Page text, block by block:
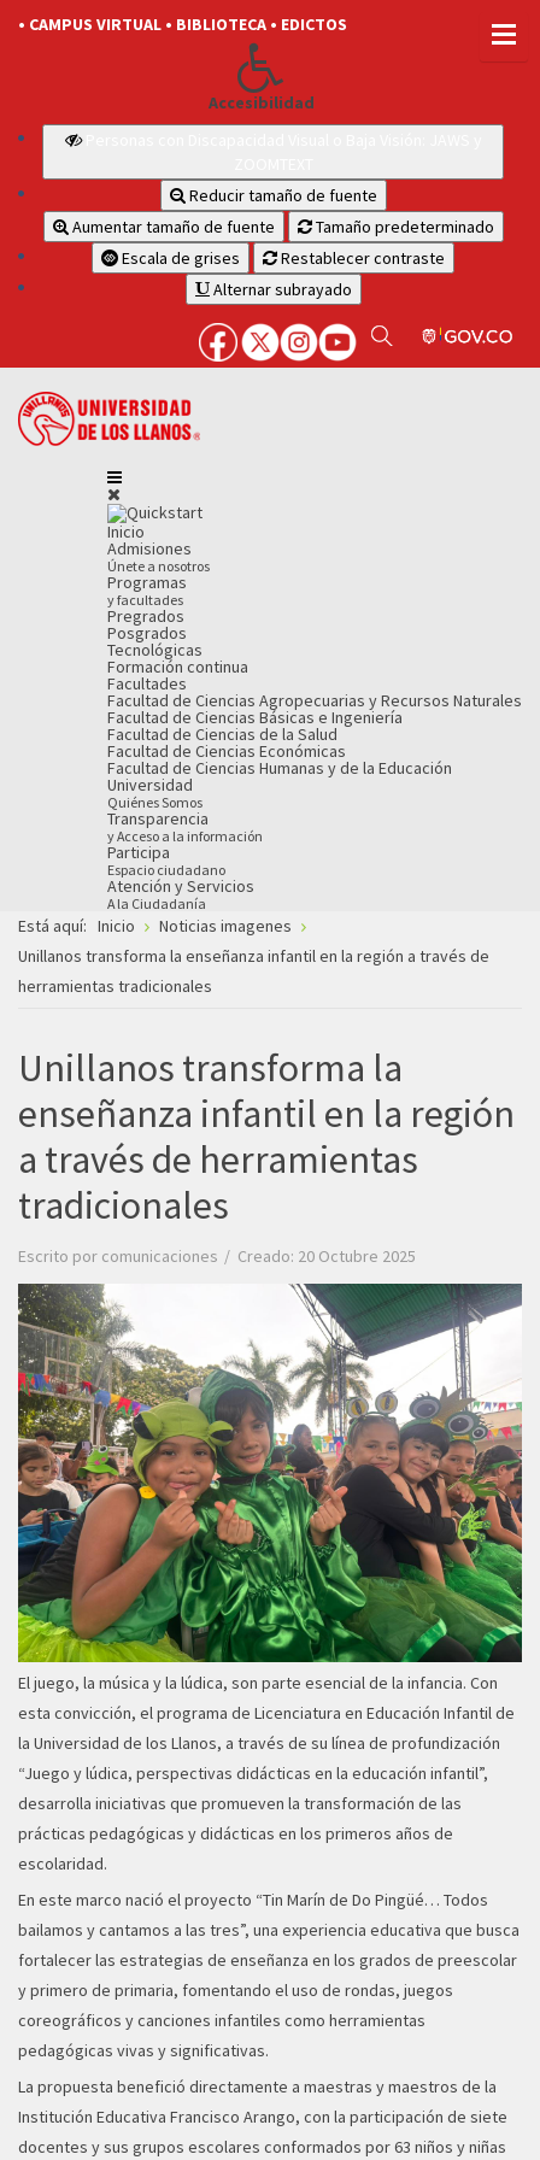
• CAMPUS VIRTUAL • BIBLIOTECA • EDICTOS
Accesibilidad
Reducir tamaño de fuente
Aumentar tamaño de fuente
Tamaño predeterminado
Escala de grises
Restablecer contraste
Alternar subrayado
Inicio
Admisiones
Únete a nosotros
Programas
y facultades
Pregrados
Posgrados
Tecnológicas
Formación continua
Facultades
Facultad de Ciencias Agropecuarias y Recursos Naturales
Facultad de Ciencias Básicas e Ingeniería
Facultad de Ciencias de la Salud
Facultad de Ciencias Económicas
Facultad de Ciencias Humanas y de la Educación
Universidad
Quiénes Somos
Transparencia
y Acceso a la información
Participa
Espacio ciudadano
Atención y Servicios
A la Ciudadanía
Está aquí: Inicio
Noticias imagenes
Unillanos transforma la enseñanza infantil en la región a través de
herramientas tradicionales
Unillanos transforma la
enseñanza infantil en la región
a través de herramientas
tradicionales
Escrito por comunicaciones Creado: 20 Octubre 2025
El juego, la música y la lúdica, son parte esencial de la infancia. Con
esta convicción, el programa de Licenciatura en Educación Infantil de
la Universidad de los Llanos, a través de su línea de profundización
“Juego y lúdica, perspectivas didácticas en la educación infantil”,
desarrolla iniciativas que promueven la transformación de las
prácticas pedagógicas y didácticas en los primeros años de
escolaridad.
En este marco nació el proyecto “Tin Marín de Do Pingüé… Todos
bailamos y cantamos a las tres”, una experiencia educativa que busca
fortalecer las estrategias de enseñanza en los grados de preescolar
y primero de primaria, fomentando el uso de rondas, juegos
coreográficos y canciones infantiles como herramientas
pedagógicas vivas y significativas.
La propuesta benefició directamente a maestras y maestros de la
Institución Educativa Francisco Arango, con la participación de siete
docentes y sus grupos escolares conformados por 63 niños y niñas